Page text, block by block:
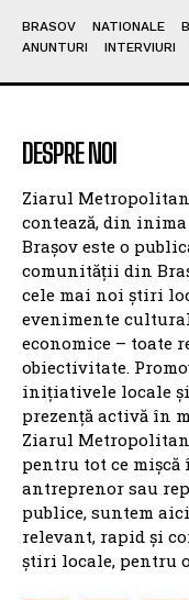
Roxana Mînzatu
europene
muncă
ne-a adus aici”.
către partide în
Guvernul a
la Cernavodă,
ZMBV.RO
BRASOV NATIONALE
ANUNTURI